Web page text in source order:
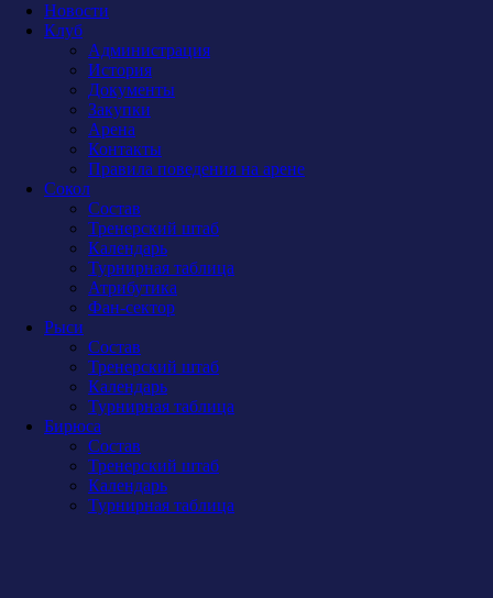
Новости
Клуб
Администрация
История
Документы
Закупки
Арена
Контакты
Правила поведения на арене
Сокол
Состав
Тренерский штаб
Календарь
Турнирная таблица
Атрибутика
Фан-сектор
Рыси
Состав
Тренерский штаб
Календарь
Турнирная таблица
Бирюса
Состав
Тренерский штаб
Календарь
Турнирная таблица